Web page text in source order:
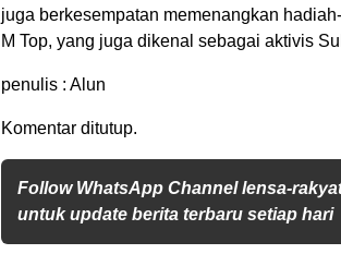
juga berkesempatan memenangkan
M Top, yang juga dikenal sebagai aktivis
penulis : Alun
Komentar ditutup.
Follow WhatsApp Channel lensa-
untuk update berita terbaru setiap hari